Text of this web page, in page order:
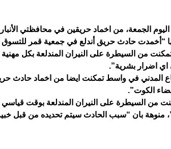
الجمعة، من اخماد حريقين في محافظتي
“أخمدت حادث حريق أندلع في جمعية قمر
تمكنت من السيطرة على النيران المندلعة بكل
اي اضرار بشرية”.
المدني في واسط تمكنت ايضا من اخماد حادث
الكوت”.
من السيطرة على النيران المندلعة بوقت قياسي
بان “سبب الحادث سيتم تحديده من قبل خبير